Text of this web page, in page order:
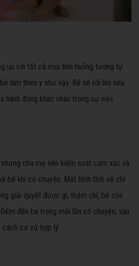
lại với tất cả mọi tình huống tương tự
làm theo y như vậy. Bé sẽ rối lên nếu
hành động khác nhau trong sự việc
cha mẹ nên kiểm soát cảm xúc và
bé khi có chuyện. Mất bình tĩnh sẽ chỉ
giải quyết được gì, thậm chí, bé còn
đến ba trong mỗi lần có chuyện, sau
cách cư xử hợp lý.